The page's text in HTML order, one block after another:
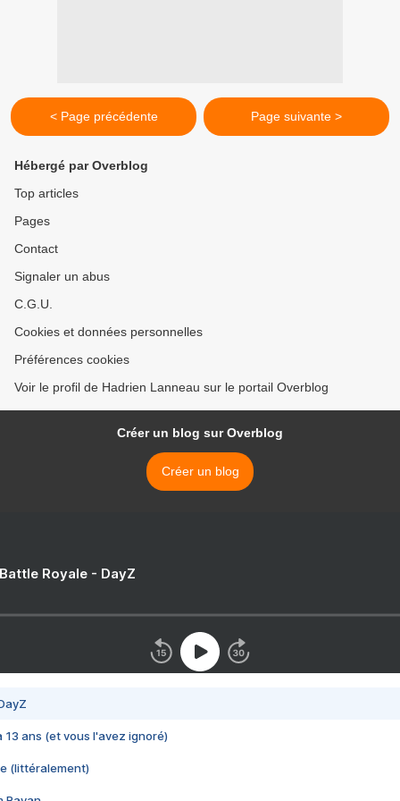
< Page précédente Page suivante >
Hébergé par Overblog
Top articles
Pages
Contact
Signaler un abus
C.G.U.
Cookies et données personnelles
Préférences cookies
Voir le profil de Hadrien Lanneau sur le portail Overblog
Créer un blog sur Overblog
Créer un blog
Royale - DayZ
13 ans (et vous l'avez ignoré)
(littéralement)